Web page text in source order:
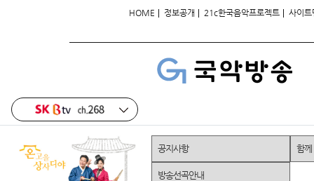
HOME | 정보공개 | 21c한국음악프로젝트 | 사이트
공지사항 함께
방송선곡안내